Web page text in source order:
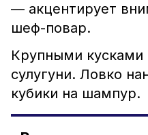
— акцентирует
шеф-повар.
Крупными кусками
сулугуни. Ловко
кубики на шампур.